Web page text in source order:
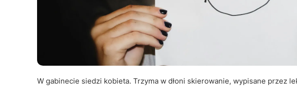
W gabinecie siedzi kobieta. Trzyma w dłoni skierowanie, wypisane przez